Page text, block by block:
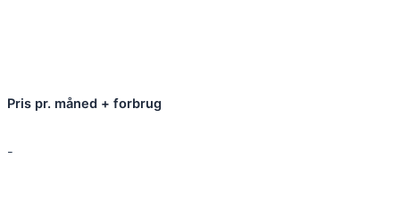
Pris pr. måned + forbrug
-